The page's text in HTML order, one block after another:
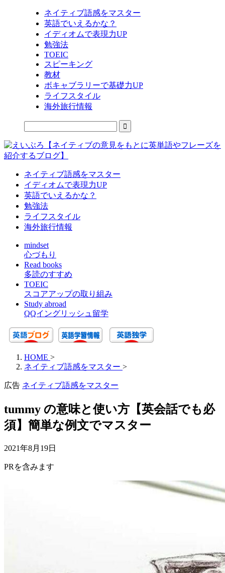
ネイティブ語感をマスター
英語でいえるかな？
イディオムで表現力UP
勉強法
TOEIC
スピーキング
教材
ボキャブラリーで基礎力UP
ライフスタイル
海外旅行情報
ネイティブ語感をマスター
イディオムで表現力UP
英語でいえるかな？
勉強法
ライフスタイル
海外旅行情報
mindset
心づもり
Read books
多読のすすめ
TOEIC
スコアアップの取り組み
Study abroad
QQイングリッシュ留学
HOME >
ネイティブ語感をマスター >
広告 ネイティブ語感をマスター
tummy の意味と使い方【英会話でも必
須】簡単な例文でマスター
2021年8月19日
PRを含みます